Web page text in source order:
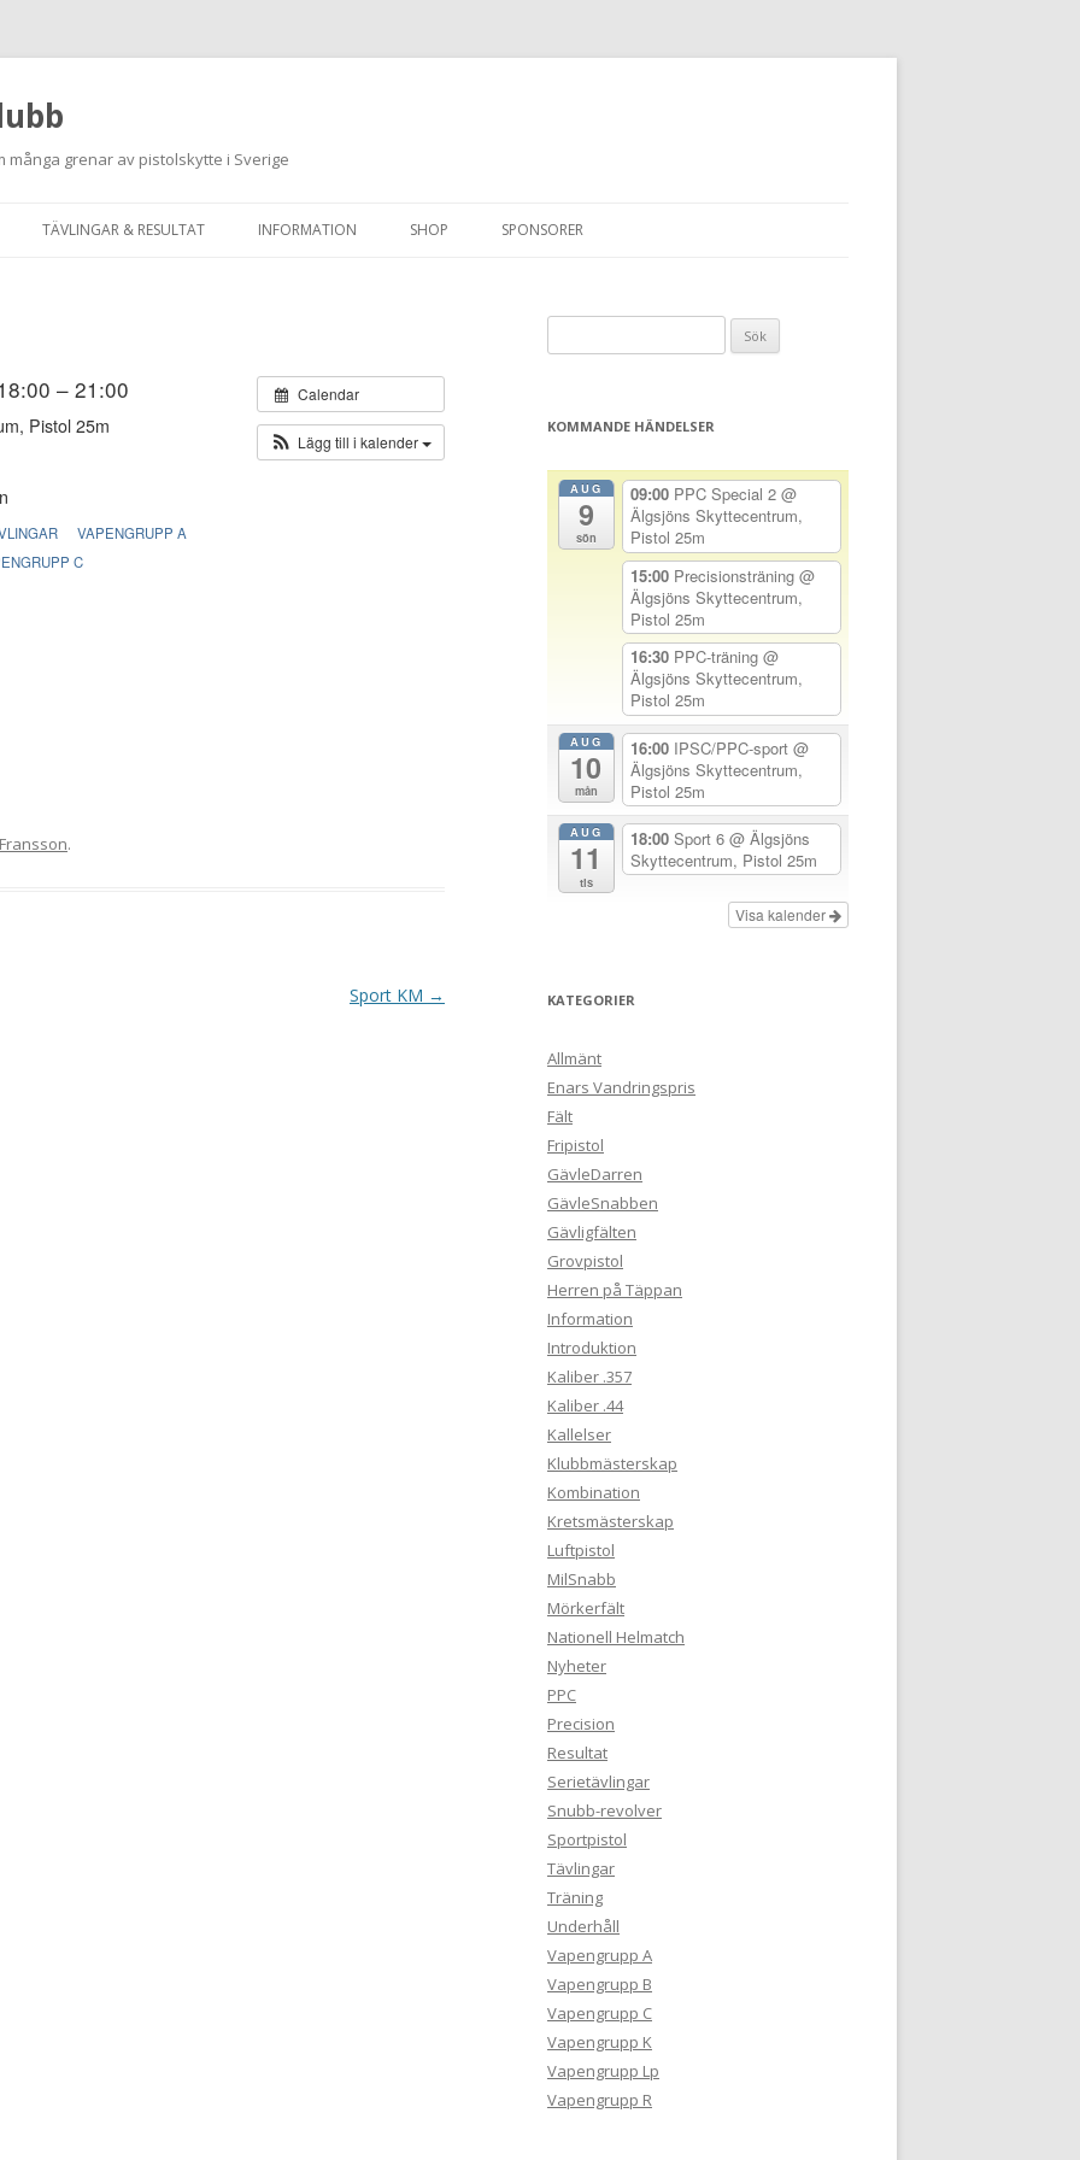
många grenar av pistolskytte i Sverige
till
TÄVLINGAR & RESULTAT INFORMATION
RUTINER FÖR SKJUTLEDARE
FÄLTSKYTTE
SHOP SPONSORER
Calendar
Lägg till i kalender
– 21:00
Pistol 25m
VAPENGRUPP A
C
Fransson.
Sport KM →
efter:
KOMMANDE HÄNDELSER
AUG
9
sön
09:00 PPC Special 2 @
Älgsjöns Skyttecentrum,
Pistol 25m
15:00 Precisionsträning @
Älgsjöns Skyttecentrum,
Pistol 25m
16:30 PPC-träning @
Älgsjöns Skyttecentrum,
Pistol 25m
AUG
10
mån
16:00 IPSC/PPC-sport @
Älgsjöns Skyttecentrum,
Pistol 25m
AUG
11
tis
18:00 Sport 6 @ Älgsjöns
Skyttecentrum, Pistol 25m
Visa kalender
KATEGORIER
Allmänt
Enars Vandringspris
Fält
Fripistol
GävleDarren
GävleSnabben
Gävligfälten
Grovpistol
Herren på Täppan
Information
Introduktion
Kaliber .357
Kaliber .44
Kallelser
Klubbmästerskap
Kombination
Kretsmästerskap
Luftpistol
MilSnabb
Mörkerfält
Nationell Helmatch
Nyheter
PPC
Precision
Resultat
Serietävlingar
Snubb-revolver
Sportpistol
Tävlingar
Träning
Underhåll
Vapengrupp A
Vapengrupp B
Vapengrupp C
Vapengrupp K
Vapengrupp Lp
Vapengrupp R